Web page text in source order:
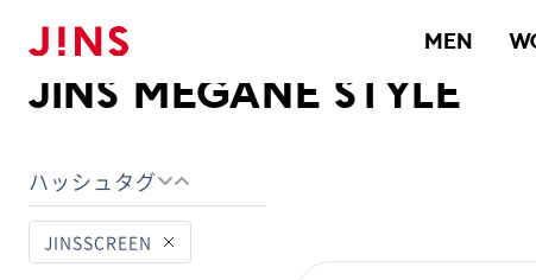
MEN
メガネのJINS TOP
JINS MEGANE STYLE
ハッシュタグ
JINSSCREEN